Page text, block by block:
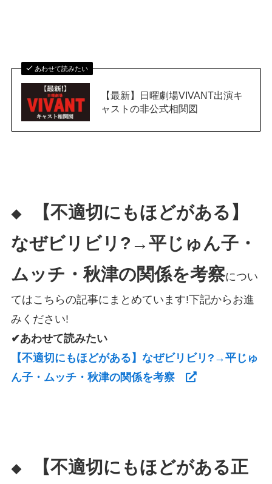
あわせて読みたい
【最新】日曜劇場VIVANT出演キ
ャストの非公式相関図
◆
【不適切にもほどがある】
なぜビリビリ?→平じゅん子・
ムッチ・秋津の関係を考察につい
てはこちらの記事にまとめています!下記からお進
みください!
✔あわせて読みたい
【不適切にもほどがある】なぜビリビリ?→平じゅ
ん子・ムッチ・秋津の関係を考察
◆
【不適切にもほどがある正